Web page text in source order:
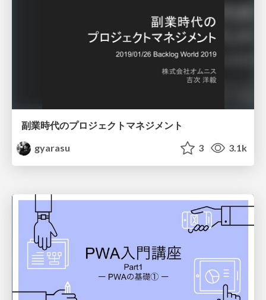
副業時代のプロジェクトマネジメント
gyarasu
3 3.1k